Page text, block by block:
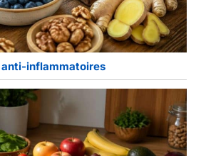
anti-inflammatoires